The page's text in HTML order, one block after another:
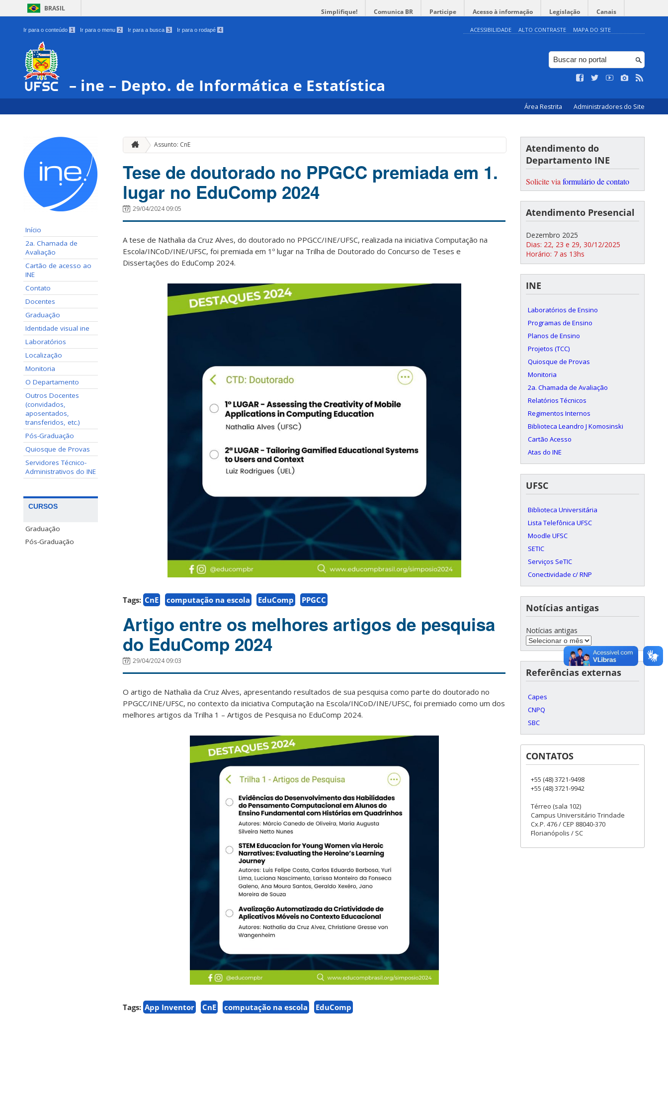
BRASIL Simplifique! Comunica BR Participe Acesso à informação Legislação Canais
Ir para o conteúdo 1 Ir para o menu 2 Ir para a busca 3 Ir para o rodapé 4 ACESSIBILIDADE ALTO CONTRASTE MAPA DO SITE
– ine – Depto. de Informática e Estatística
Área Restrita Administradores do Site
Início
2a. Chamada de
Avaliação
Cartão de acesso ao
INE
Contato
Docentes
Graduação
Identidade visual ine
Laboratórios
Localização
Monitoria
O Departamento
Outros Docentes
(convidados,
aposentados,
transferidos, etc.)
Pós-Graduação
Quiosque de Provas
Servidores Técnico-
Administrativos do INE
CURSOS
Graduação
Pós-Graduação
Assunto: CnE
Tese de doutorado no PPGCC premiada em 1.
lugar no EduComp 2024
29/04/2024 09:05
A tese de Nathalia da Cruz Alves, do doutorado no PPGCC/INE/UFSC, realizada na iniciativa Computação na
Escola/INCoD/INE/UFSC, foi premiada em 1º lugar na Trilha de Doutorado do Concurso de Teses e
Dissertações do EduComp 2024.
Tags: CnE computação na escola EduComp PPGCC
Artigo entre os melhores artigos de pesquisa
do EduComp 2024
29/04/2024 09:03
O artigo de Nathalia da Cruz Alves, apresentando resultados de sua pesquisa como parte do doutorado no
PPGCC/INE/UFSC, no contexto da iniciativa Computação na Escola/INCoD/INE/UFSC, foi premiado como um dos
melhores artigos da Trilha 1 – Artigos de Pesquisa no EduComp 2024.
Tags: App Inventor CnE computação na escola EduComp
Atendimento do
Departamento INE
Solicite via formulário de contato
Atendimento Presencial
Dezembro 2025
Dias: 22, 23 e 29, 30/12/2025
Horário: 7 as 13hs
INE
Laboratórios de Ensino
Programas de Ensino
Planos de Ensino
Projetos (TCC)
Quiosque de Provas
Monitoria
2a. Chamada de Avaliação
Relatórios Técnicos
Regimentos Internos
Biblioteca Leandro J Komosinski
Cartão Acesso
Atas do INE
UFSC
Biblioteca Universitária
Lista Telefônica UFSC
Moodle UFSC
SETIC
Serviços SeTIC
Conectividade c/ RNP
Notícias antigas
Notícias antigas
Referências externas
Capes
CNPQ
SBC
CONTATOS
+55 (48) 3721-9498
+55 (48) 3721-9942
Térreo (sala 102)
Campus Universitário Trindade
Cx.P. 476 / CEP 88040-370
Florianópolis / SC